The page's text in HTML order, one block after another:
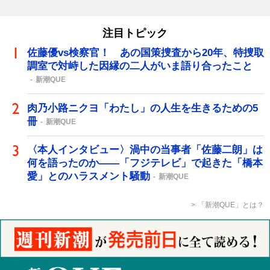
注目トピック
佐藤優vs検察官！ あの国策捜査から20年、特捜取
調室で対峙した因縁の二人がいま語り合ったこと
新潮QUE
肉乃小路ニクヨ「わたし」の人生を生きるための5
冊
新潮QUE
〈本人インタビュー〉渦中の当事者「佐藤二朗」は
何を語ったのか――「フジテレビ」で起きた「橋本
愛」とのハラスメント騒動
新潮QUE
「新潮QUE」とは？